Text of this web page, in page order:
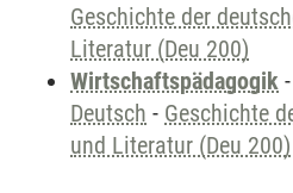
Geschichte der
Literatur (Deu 200)
Wirtschaftspädagogik -
Deutsch - Geschichte
und Literatur (Deu 200)